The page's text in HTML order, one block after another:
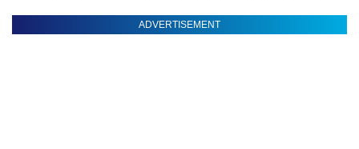
ADVERTISEMENT